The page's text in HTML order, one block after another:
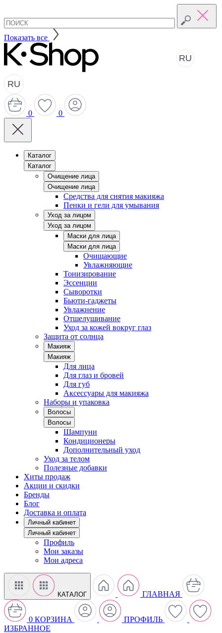
Показать все
RU
RU
0 0
Каталог
Каталог
Очищение лица
Очищение лица
Средства для снятия макияжа
Пенки и гели для умывания
Уход за лицом
Уход за лицом
Маски для лица
Маски для лица
Очищающие
Увлажняющие
Тонизирование
Эссенции
Сыворотки
Бьюти-гаджеты
Увлажнение
Отшелушивание
Уход за кожей вокруг глаз
Защита от солнца
Макияж
Макияж
Для лица
Для глаз и бровей
Для губ
Аксессуары для макияжа
Наборы и упаковка
Волосы
Волосы
Шампуни
Кондиционеры
Дополнительный уход
Уход за телом
Полезные добавки
Хиты продаж
Акции и скидки
Бренды
Блог
Доставка и оплата
Личный кабинет
Личный кабинет
Профиль
Мои заказы
Мои адреса
КАТАЛОГ ГЛАВНАЯ
0 КОРЗИНА
ПРОФИЛЬ
ИЗБРАННОЕ